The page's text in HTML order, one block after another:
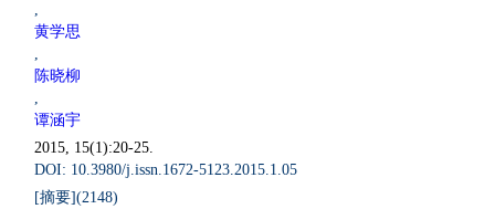
,
黄学思
,
陈晓柳
,
谭涵宇
2015, 15(1):20-25.
DOI: 10.3980/j.issn.1672-5123.2015.1.05
[摘要](2148)